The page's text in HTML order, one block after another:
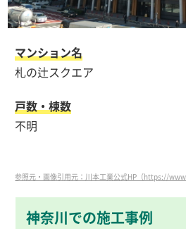
マンション名
札の辻スクエア
戸数・棟数
不明
参照元・画像引用元：川本工業公式HP（https://
神奈川での施工事例